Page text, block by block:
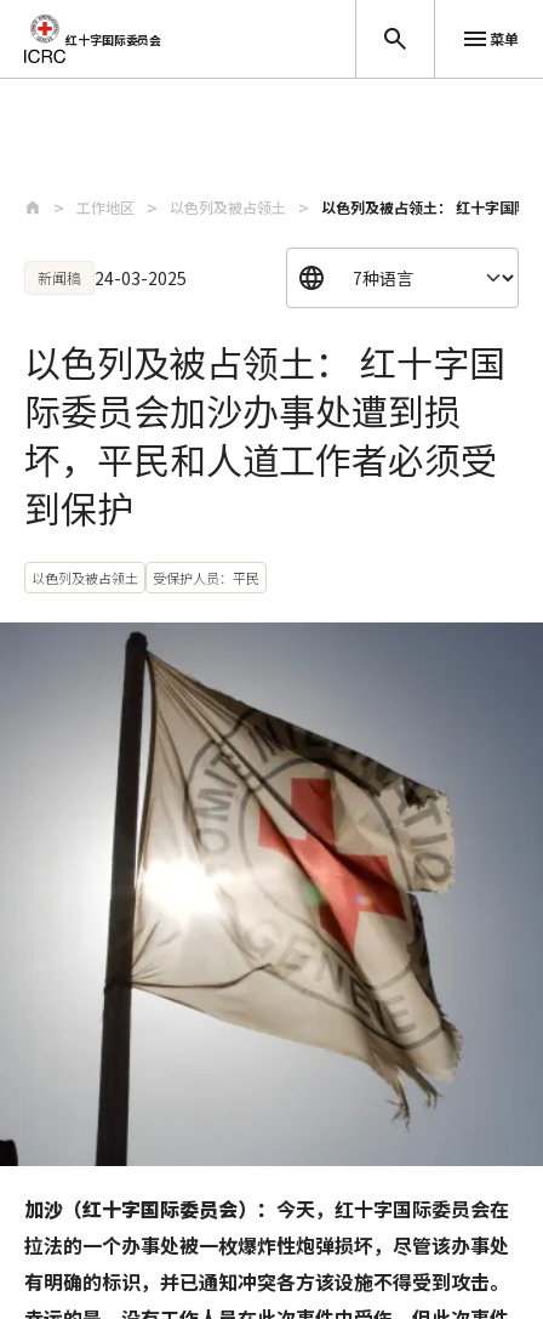
红十字国际委员会 菜单
工作地区 以色列及被占领土 以色列及被占领土： 红十字国际
新闻稿 24-03-2025
以色列及被占领土： 红十字国
际委员会加沙办事处遭到损
坏，平民和人道工作者必须受
到保护
以色列及被占领土 受保护人员：平民
加沙（红十字国际委员会）： 今天，红十字国际委员会在
拉法的一个办事处被一枚爆炸性炮弹损坏，尽管该办事处
有明确的标识，并已通知冲突各方该设施不得受到攻击。